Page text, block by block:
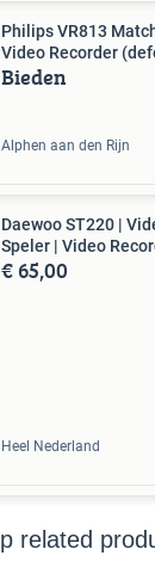
Philips VR813
Video Recorder
Bieden
Alphen aan den Rijn
Daewoo ST220 |
Speler | Video
€ 65,00
Heel Nederland